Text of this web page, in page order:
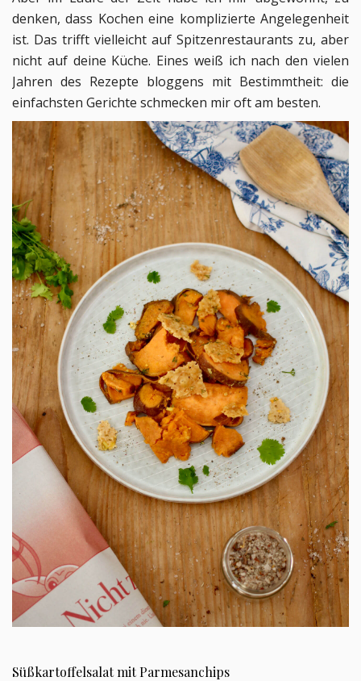
denken, dass Kochen eine komplizierte Angelegenheit
ist. Das trifft vielleicht auf Spitzenrestaurants zu, aber
nicht auf deine Küche. Eines weiß ich nach den vielen
Jahren des Rezepte bloggens mit Bestimmtheit: die
einfachsten Gerichte schmecken mir oft am besten.
Süßkartoffelsalat mit Parmesanchips